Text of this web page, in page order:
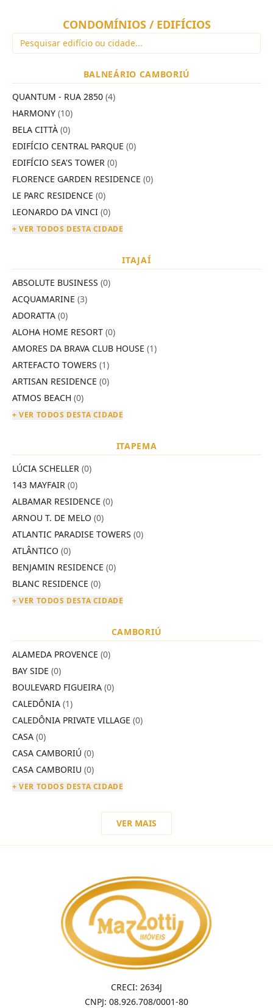
CONDOMÍNIOS / EDIFÍCIOS
BALNEÁRIO CAMBORIÚ
QUANTUM - RUA 2850 (4)
HARMONY (10)
BELA CITTÀ (0)
EDIFÍCIO CENTRAL PARQUE (0)
EDIFÍCIO SEA'S TOWER (0)
FLORENCE GARDEN RESIDENCE (0)
LE PARC RESIDENCE (0)
LEONARDO DA VINCI (0)
+ VER TODOS DESTA CIDADE
ITAJAÍ
ABSOLUTE BUSINESS (0)
ACQUAMARINE (3)
ADORATTA (0)
ALOHA HOME RESORT (0)
AMORES DA BRAVA CLUB HOUSE (1)
ARTEFACTO TOWERS (1)
ARTISAN RESIDENCE (0)
ATMOS BEACH (0)
+ VER TODOS DESTA CIDADE
ITAPEMA
LÚCIA SCHELLER (0)
143 MAYFAIR (0)
ALBAMAR RESIDENCE (0)
ARNOU T. DE MELO (0)
ATLANTIC PARADISE TOWERS (0)
ATLÂNTICO (0)
BENJAMIN RESIDENCE (0)
BLANC RESIDENCE (0)
+ VER TODOS DESTA CIDADE
CAMBORIÚ
ALAMEDA PROVENCE (0)
BAY SIDE (0)
BOULEVARD FIGUEIRA (0)
CALEDÔNIA (1)
CALEDÔNIA PRIVATE VILLAGE (0)
CASA (0)
CASA CAMBORIÚ (0)
CASA CAMBORIU (0)
+ VER TODOS DESTA CIDADE
VER MAIS
CRECI: 2634J
CNPJ: 08.926.708/0001-80